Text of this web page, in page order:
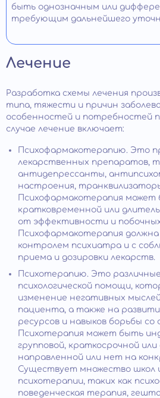
быть однозначным или
требующим дальнейшего
Лечение
Разработка схемы лечения
типа, тяжести и причин
особенностей и потребностей
случае лечение включает:
Психофармакотерапию. Это
лекарственных препаратов,
антидепрессанты,
настроения,
Психофармакотерапия может
кратковременной или
от эффективности и
Психофармакотерапия
контролем психиатра и с
приема и дозировки лекарств.
Психотерапию. Это
психологической помощи,
изменение негативных
пациента, а также на
ресурсов и навыков борьбы со
Психотерапия может быть
групповой, краткосрочной или
направленной или нет на
Существует множество школ
психотерапии, таких как
поведенческая терапия,